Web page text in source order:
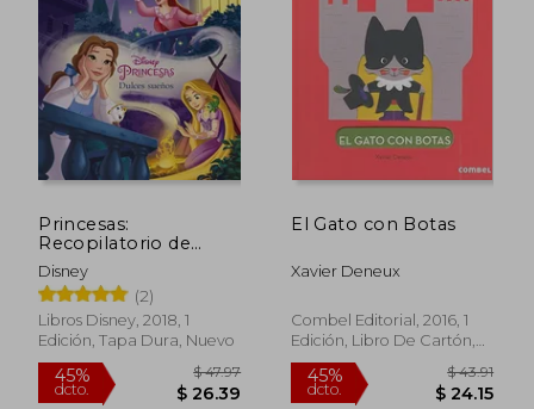
Princesas:
Recopilatorio de
Cuentos: Dulces
Sueños
Disney
(2)
Libros Disney, 2018, 1
Edición, Tapa Dura, Nuevo
El Gato con Botas
Xavier Deneux
Combel Editorial, 2016, 1
Edición, Libro De Cartón,
Nuevo